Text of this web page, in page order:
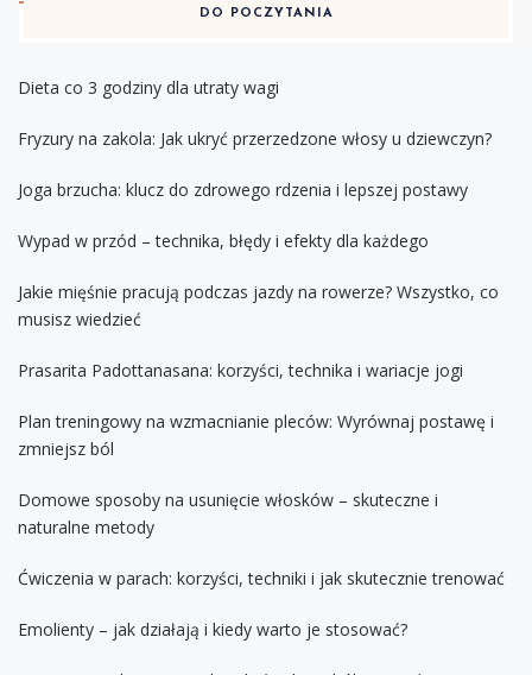
DO POCZYTANIA
Dieta co 3 godziny dla utraty wagi
Fryzury na zakola: Jak ukryć przerzedzone włosy u dziewczyn?
Joga brzucha: klucz do zdrowego rdzenia i lepszej postawy
Wypad w przód – technika, błędy i efekty dla każdego
Jakie mięśnie pracują podczas jazdy na rowerze? Wszystko, co
musisz wiedzieć
Prasarita Padottanasana: korzyści, technika i wariacje jogi
Plan treningowy na wzmacnianie pleców: Wyrównaj postawę i
zmniejsz ból
Domowe sposoby na usunięcie włosków – skuteczne i
naturalne metody
Ćwiczenia w parach: korzyści, techniki i jak skutecznie trenować
Emolienty – jak działają i kiedy warto je stosować?